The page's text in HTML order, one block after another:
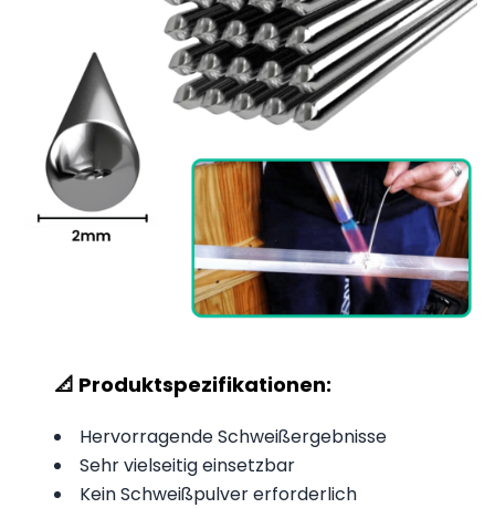
📐 Produktspezifikationen:
Hervorragende Schweißergebnisse
Sehr vielseitig einsetzbar
Kein Schweißpulver erforderlich